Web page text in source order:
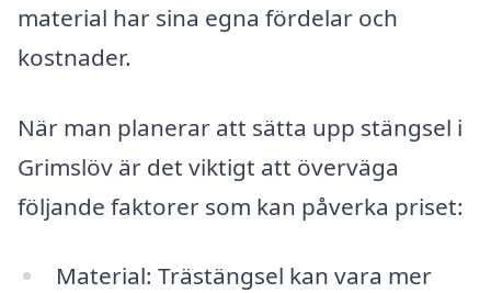
material har sina egna fördelar och
kostnader.
När man planerar att sätta upp stängsel i
Grimslöv är det viktigt att överväga
följande faktorer som kan påverka priset:
Material: Trästängsel kan vara mer